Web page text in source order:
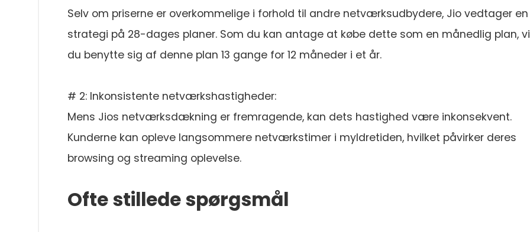
Selv om priserne er overkommelige i forhold til andre netværksudbydere, Jio vedtager en
strategi på 28-dages planer. Som du kan antage at købe dette som en månedlig plan,
du benytte sig af denne plan 13 gange for 12 måneder i et år.
# 2: Inkonsistente netværkshastigheder:
Mens Jios netværksdækning er fremragende, kan dets hastighed være inkonsekvent.
Kunderne kan opleve langsommere netværkstimer i myldretiden, hvilket påvirker deres
browsing og streaming oplevelse.
Ofte stillede spørgsmål